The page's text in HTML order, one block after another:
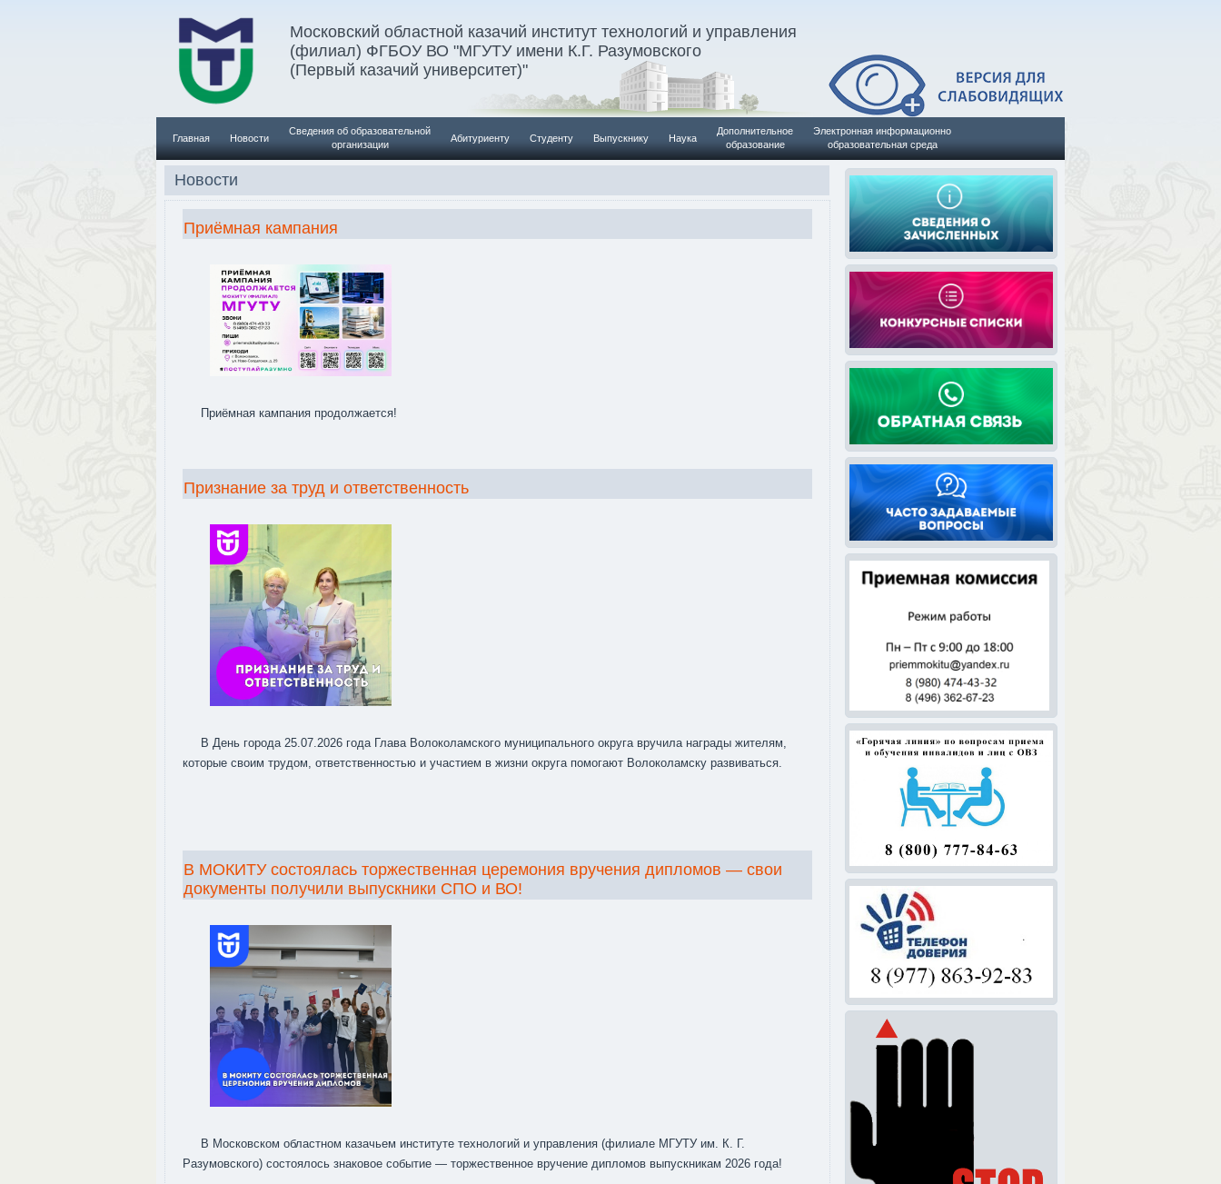
Московский областной казачий институт технологий и управления
(филиал) ФГБОУ ВО "МГУТУ имени К.Г. Разумовского
(Первый казачий университет)"
Главная Новости
Сведения об образовательной
организации
Абитуриенту Студенту Выпускнику Наука
Дополнительное
образование
Электронная информационно
образовательная среда
Новости
Приёмная кампания
Приёмная кампания продолжается!
Признание за труд и ответственность
В День города 25.07.2026 года Глава Волоколамского муниципального округа вручила награды жителям,
которые своим трудом, ответственностью и участием в жизни округа помогают Волоколамску развиваться.
В МОКИТУ состоялась торжественная церемония вручения дипломов — свои
документы получили выпускники СПО и ВО!
В Московском областном казачьем институте технологий и управления (филиале МГУТУ им. К. Г.
Разумовского) состоялось знаковое событие — торжественное вручение дипломов выпускникам 2026 года!